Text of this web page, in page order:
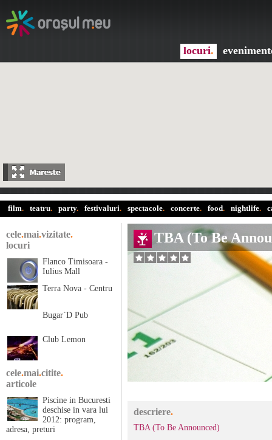
locuri.
film. teatru. party. festivaluri. spectacole. concerte. food. nightlife.
TBA (To Be
descriere.
TBA (To Be Announced)
cele.mai.vizitate.
locuri
Flanco Timisoara -
Iulius Mall
Terra Nova - Centru
Bugar`D Pub
Club Lemon
cele.mai.citite.
articole
Piscine in Bucuresti
deschise in vara lui
2012: program,
adresa, preturi